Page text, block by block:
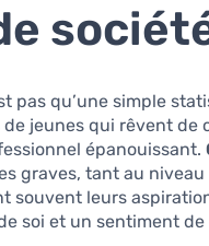
pas qu’une simple
jeunes qui rêvent de
épanouissant.
graves, tant au niveau
leurs
soi et un sentiment de